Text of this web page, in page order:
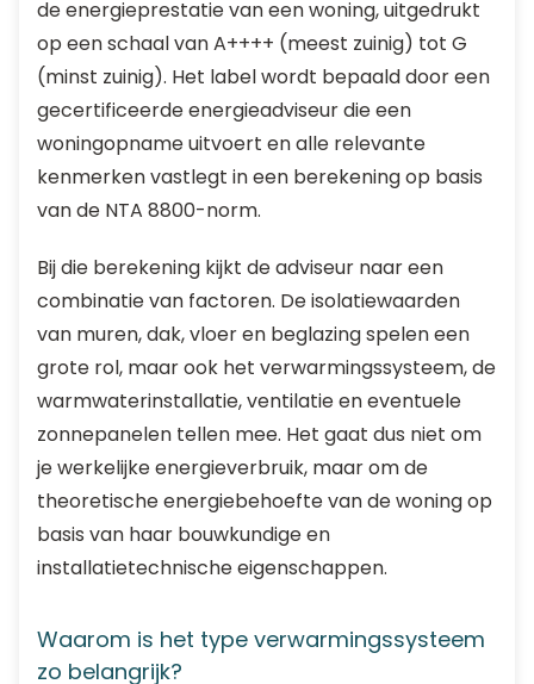
de energieprestatie van een woning, uitgedrukt
op een schaal van A++++ (meest zuinig) tot G
(minst zuinig). Het label wordt bepaald door een
gecertificeerde energieadviseur die een
woningopname uitvoert en alle relevante
kenmerken vastlegt in een berekening op basis
van de NTA 8800-norm.
Bij die berekening kijkt de adviseur naar een
combinatie van factoren. De isolatiewaarden
van muren, dak, vloer en beglazing spelen een
grote rol, maar ook het verwarmingssysteem, de
warmwaterinstallatie, ventilatie en eventuele
zonnepanelen tellen mee. Het gaat dus niet om
je werkelijke energieverbruik, maar om de
theoretische energiebehoefte van de woning op
basis van haar bouwkundige en
installatietechnische eigenschappen.
Waarom is het type verwarmingssysteem
zo belangrijk?